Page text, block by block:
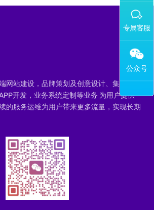
网站建设，品牌策划及创意设计、集群建
开发，业务系统定制等业务 为用户提供一
的服务运维为用户带来更多流量，实现长期